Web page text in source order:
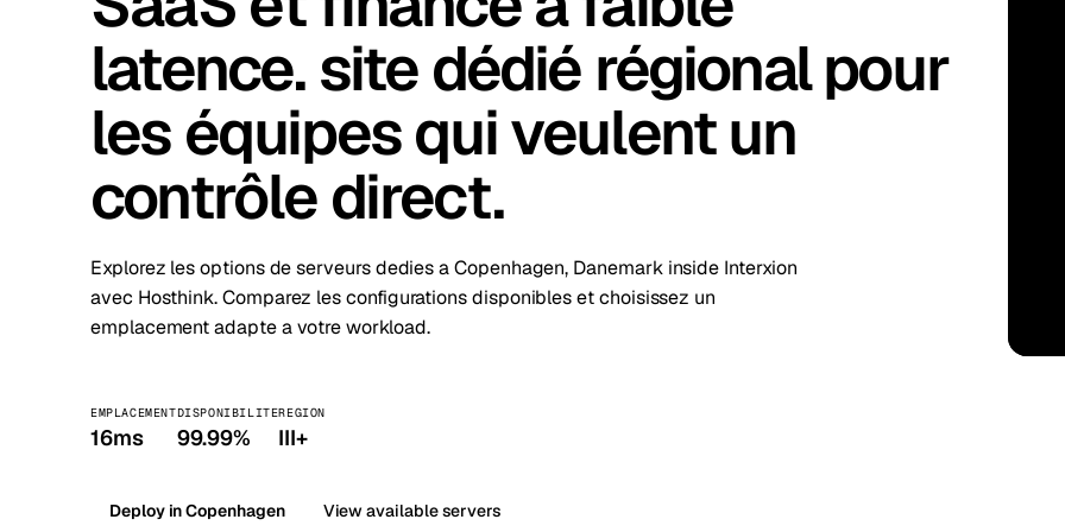
Stockholm Suède
Warsaw Pologne Zurich
latence. site dédié régional pour
les équipes qui veulent un
contrôle direct.
Explorez les options de serveurs dedies a Copenhagen, Danemark inside Interxion
avec Hosthink. Comparez les configurations disponibles et choisissez un
emplacement adapte a votre workload.
EMPLACEMENT
16ms
DISPONIBILITE
99.99%
REGION
III+
Deploy in Copenhagen View available servers